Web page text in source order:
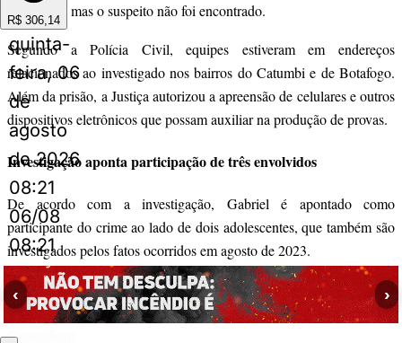
R$ 306,14
quinta-
feira, 06
de
agosto
de 2026
08:21
06/08
08:21
‹ ›
apreensão, mas o suspeito não foi encontrado.
Segundo a Polícia Civil, equipes estiveram em endereços
relacionados ao investigado nos bairros do Catumbi e de Botafogo.
Além da prisão, a Justiça autorizou a apreensão de celulares e outros
dispositivos eletrônicos que possam auxiliar na produção de provas.
Investigação aponta participação de três envolvidos
De acordo com a investigação, Gabriel é apontado como
participante do crime ao lado de dois adolescentes, que também são
investigados pelos fatos ocorridos em agosto de 2023.
Os policiais ainda apuram a possível participação do grupo em outro
estupro coletivo, registrado em janeiro deste ano, no bairro de
Copacabana.